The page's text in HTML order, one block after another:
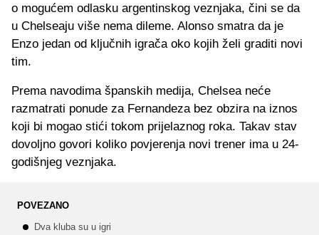
o mogućem odlasku argentinskog veznjaka, čini se da
u Chelseaju više nema dileme. Alonso smatra da je
Enzo jedan od ključnih igrača oko kojih želi graditi novi
tim.
Prema navodima španskih medija, Chelsea neće
razmatrati ponude za Fernandeza bez obzira na iznos
koji bi mogao stići tokom prijelaznog roka. Takav stav
dovoljno govori koliko povjerenja novi trener ima u 24-
godišnjeg veznjaka.
POVEZANO
Dva kluba su u igri